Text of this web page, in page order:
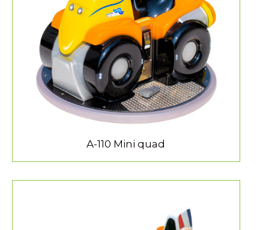
MEER INFORMATIE
A-110 Mini quad